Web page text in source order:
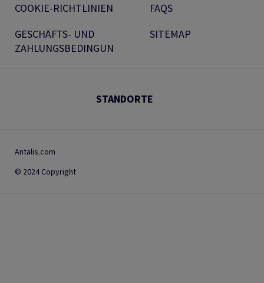
COOKIE-RICHTLINIEN
GESCHÄFTS- UND
ZAHLUNGSBEDINGUN
FAQS
SITEMAP
STANDORTE
Antalis.com
© 2024 Copyright